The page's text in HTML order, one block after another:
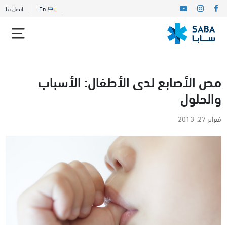
En اتصل بنا
مص الأصابع لدى الأطفال: الأسباب
والحلول
فبراير 27, 2013